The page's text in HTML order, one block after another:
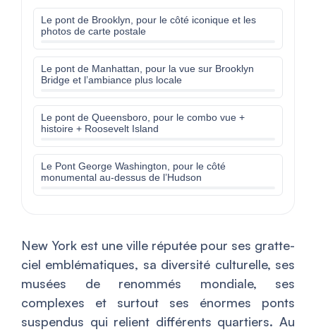
Le pont de Brooklyn, pour le côté iconique et les
photos de carte postale
Le pont de Manhattan, pour la vue sur Brooklyn
Bridge et l’ambiance plus locale
Le pont de Queensboro, pour le combo vue +
histoire + Roosevelt Island
Le Pont George Washington, pour le côté
monumental au-dessus de l’Hudson
New York est une ville réputée pour ses gratte-
ciel emblématiques, sa diversité culturelle, ses
musées de renommés mondiale, ses
complexes et surtout ses énormes ponts
suspendus qui relient différents quartiers. Au